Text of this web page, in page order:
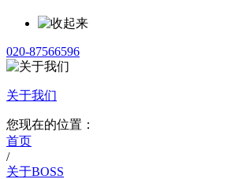
020-87566596
关于我们
您现在的位置：
首页
/
关于BOSS